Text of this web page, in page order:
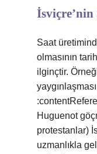
Saat
olmasının
ilginçtir.
Huguenot
protestanlar)
uzmanlıkla